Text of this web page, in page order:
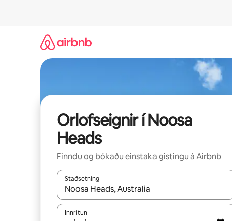
Orlofseignir í Noosa
Heads
Finndu og bókaðu einstaka gistingu á Airbnb
Staðsetning
Þegar niðurstöður liggja fyrir skaltu nota upp og
Innritun